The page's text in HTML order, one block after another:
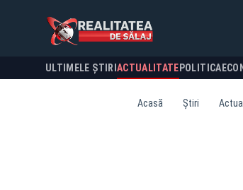
ULTIMELE ȘTIRI ACTUALITATE POLITICA
Acasă Știri